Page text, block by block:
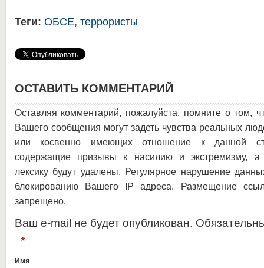
Теги: ОБСЕ, террористы
ОСТАВИТЬ КОММЕНТАРИЙ
Оставляя комментарий, пожалуйста, помните о том,
Вашего сообщения могут задеть чувства реальных
или косвенно имеющих отношение к данной
содержащие призывы к насилию и экстремизму, а
лексику будут удалены. Регулярное нарушение
блокированию Вашего IP адреса. Размещение
запрещено.
Ваш e-mail не будет опубликован.
*
Имя